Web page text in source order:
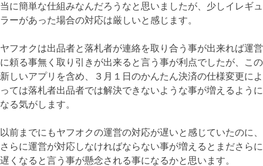
当に簡単な仕組みなんだろうなと思いましたが、少しイレギュ
ラーがあった場合の対応は厳しいと感じます。
ヤフオクは出品者と落札者が連絡を取り合う事が出来れば運営
に頼る事無く取り引きが出来ると言う事が利点でしたが、この
新しいアプリを含め、３月１日のかんたん決済の仕様変更によ
っては落札者出品者では解決できないような事が増えるように
なる気がします。
以前までにもヤフオクの運営の対応が遅いと感じていたのに、
さらに運営が対応しなければならない事が増えるとまださらに
遅くなると言う事が懸念される事になるかと思います。